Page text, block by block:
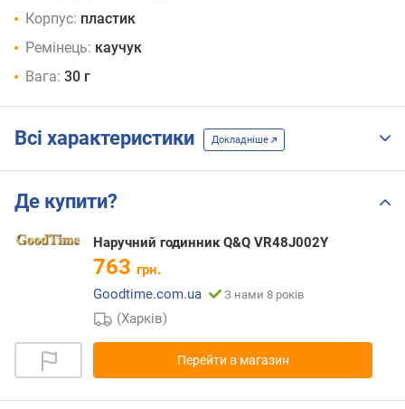
Корпус: пластик
Ремінець: каучук
Вага: 30 г
Всі характеристики Докладніше
Де купити?
Наручний годинник Q&Q VR48J002Y
763 грн.
Goodtime.com.ua
З нами 8 років
(Харків)
Перейти в магазин